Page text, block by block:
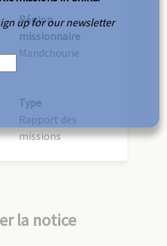
Région
missionnaire
Mandchourie
Type
Rapport des
missions
la notice
up for our newsletter